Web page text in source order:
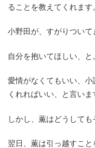
ることを教えてくれます
小野田が、すがりついて
自分を抱いてほしい、と
愛情がなくてもいい、
くれればいい、と言いま
しかし、薫はどうしても
翌日、薫は引っ越すこと